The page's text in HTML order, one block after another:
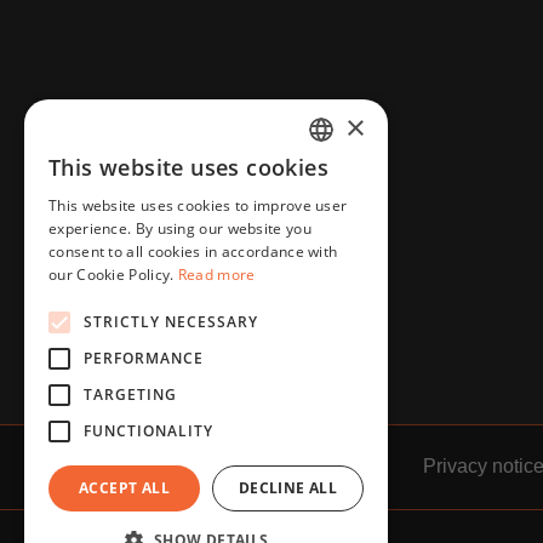
Impressum GTC Privacy notice
HUNGARIAN
ENGLISH
×
This website uses cookies
This website uses cookies to improve user
experience. By using our website you
consent to all cookies in accordance with
our Cookie Policy. Read more
STRICTLY NECESSARY
PERFORMANCE
TARGETING
FUNCTIONALITY
ACCEPT ALL DECLINE ALL